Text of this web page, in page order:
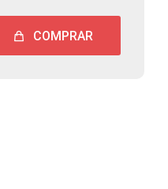
COMPRAR